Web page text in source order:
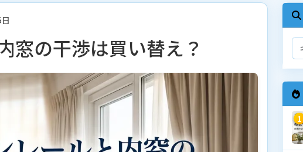
窓の干渉は買い替え？
1